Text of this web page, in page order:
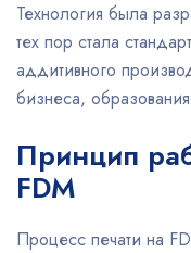
Технология была
тех пор стала
аддитивного
бизнеса,
Принцип
FDM
Процесс печати на